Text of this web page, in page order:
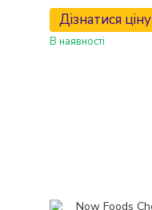
Дізнатися ціну
В наявності